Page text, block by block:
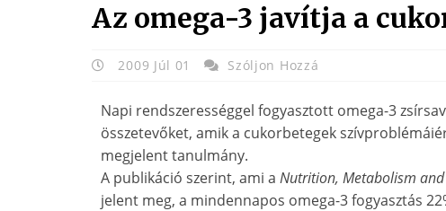
Az omega-3 javítja a
2009 Júl 01 Szóljon Hozzá
Napi rendszerességgel fogyasztott omega-3
összetevőket, amik a cukorbetegek
megjelent tanulmány.
A publikáció szerint, ami a Nutrition, Metabolism
jelent meg, a mindennapos omega-3 fogyasztás